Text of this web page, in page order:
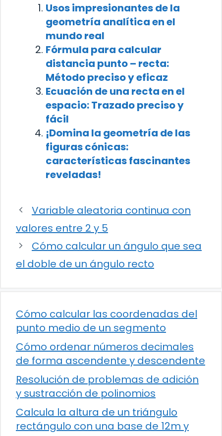
Usos impresionantes de la
geometría analítica en el
mundo real
Fórmula para calcular
distancia punto – recta:
Método preciso y eficaz
Ecuación de una recta en el
espacio: Trazado preciso y
fácil
¡Domina la geometría de las
figuras cónicas:
características fascinantes
reveladas!
Variable aleatoria continua con
valores entre 2 y 5
Cómo calcular un ángulo que sea
el doble de un ángulo recto
Cómo calcular las coordenadas del
punto medio de un segmento
Cómo ordenar números decimales
de forma ascendente y descendente
Resolución de problemas de adición
y sustracción de polinomios
Calcula la altura de un triángulo
rectángulo con una base de 12m y